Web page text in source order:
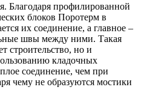
Благодаря профилированной
блоков Поротерм в
их соединение, а главное –
швы между ними. Такая
строительство, но и
кладочных
соединение, чем при
чему не образуются мостики